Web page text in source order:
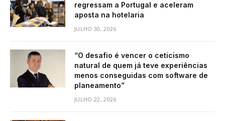
regressam a Portugal e aceleram
aposta na hotelaria
JULHO 30, 2026
“O desafio é vencer o ceticismo
natural de quem já teve experiências
menos conseguidas com software de
planeamento”
JULHO 22, 2026